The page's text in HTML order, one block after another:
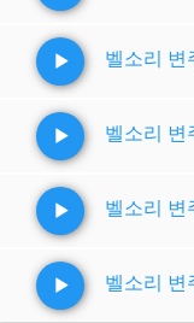
벨소리 변
벨소리 변
벨소리 변
벨소리 변